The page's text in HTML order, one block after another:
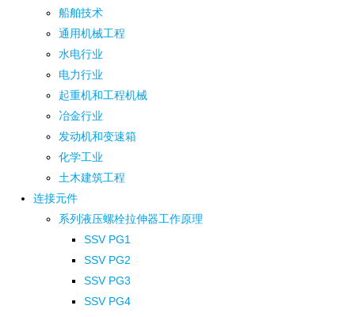
船舶技术
通用机械工程
水电行业
电力行业
起重机和工程机械
冶金行业
发动机和变速箱
化学工业
土木建筑工程
连接元件
系列液压螺栓拉伸器工作原理
SSV PG1
SSV PG2
SSV PG3
SSV PG4